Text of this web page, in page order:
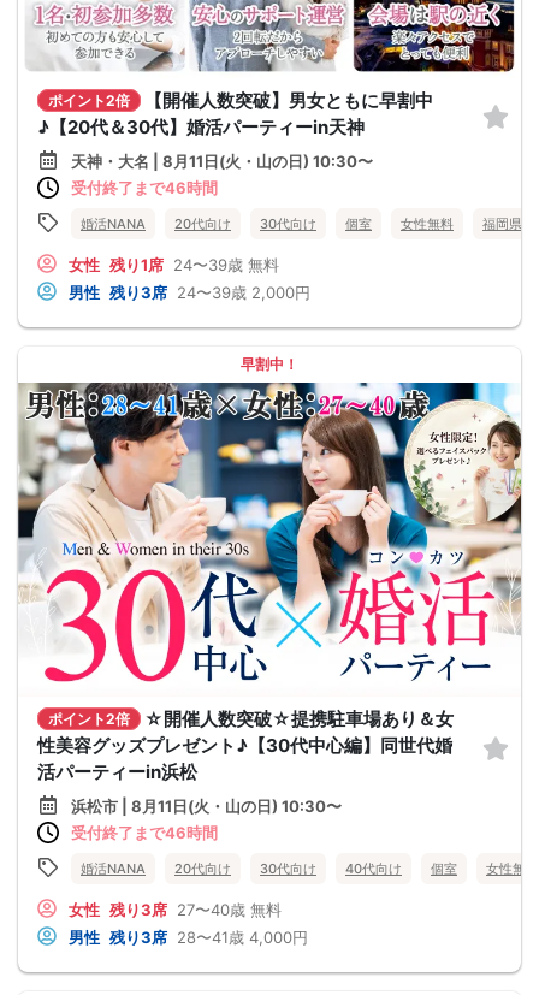
ポイント2倍
【開催人数突破】男女ともに早割中
♪【20代＆30代】婚活パーティーin天神
天神・大名 | 8月11日(火・山の日) 10:30〜
受付終了まで46時間
婚活NANA 20代向け 30代向け 個室 女性無料 福岡県
女性 残り1席 24〜39歳 無料
男性 残り3席 24〜39歳 2,000円
早割中！
ポイント2倍
☆開催人数突破☆提携駐車場あり＆女
性美容グッズプレゼント♪【30代中心編】同世代婚
活パーティーin浜松
浜松市 | 8月11日(火・山の日) 10:30〜
受付終了まで46時間
婚活NANA 20代向け 30代向け 40代向け 個室 女性無料
女性 残り3席 27〜40歳 無料
男性 残り3席 28〜41歳 4,000円